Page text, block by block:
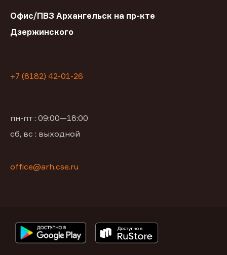
Офис/ПВЗ Архангельск на пр-кте
Дзержинского
+7 (8182) 42-01-26
пн-пт : 09:00—18:00
сб, вс : выходной
office@arh.cse.ru